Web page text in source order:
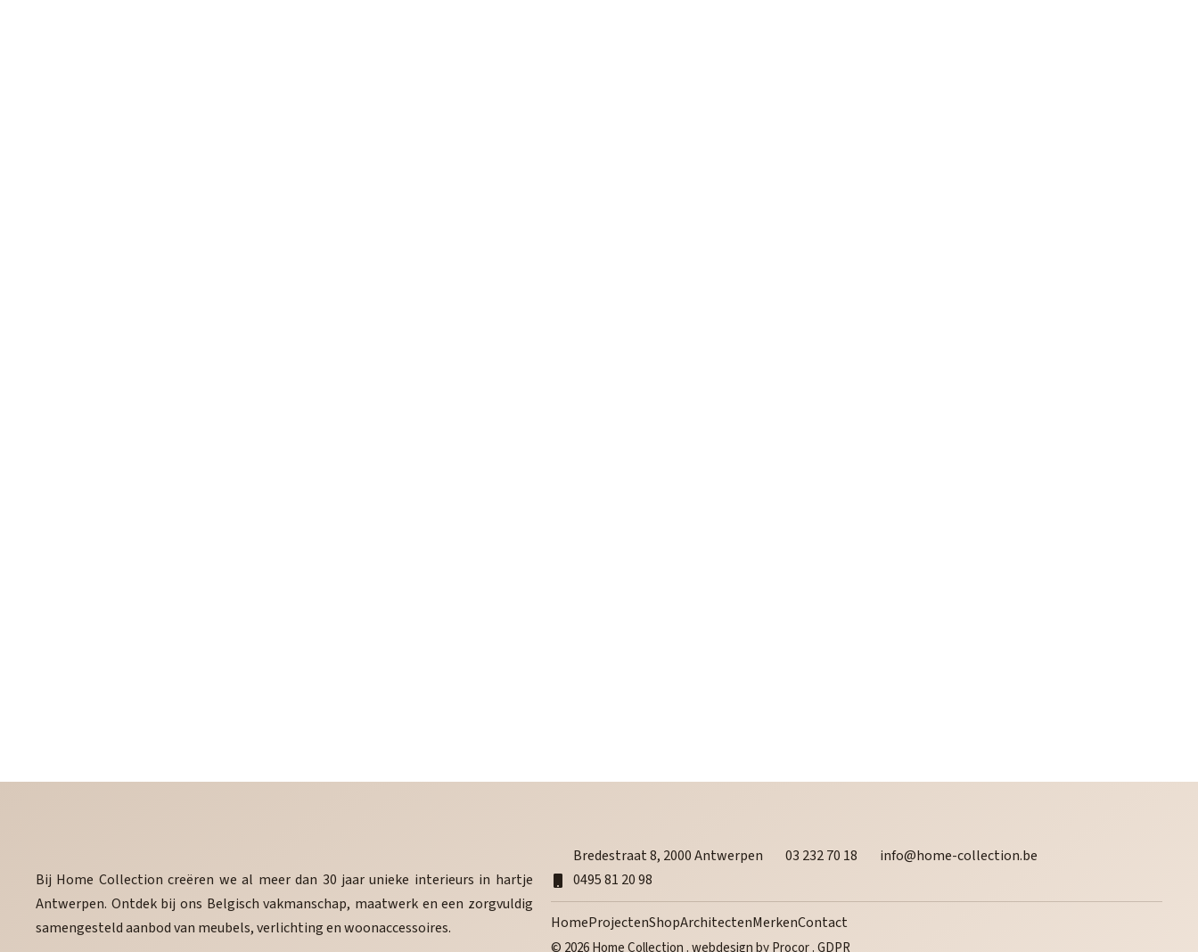
Bij Home Collection creëren we al meer dan 30 jaar unieke interieurs in hartje
Antwerpen. Ontdek bij ons Belgisch vakmanschap, maatwerk en een zorgvuldig
samengesteld aanbod van meubels, verlichting en woonaccessoires.
Bredestraat 8, 2000 Antwerpen 03 232 70 18
info@home-collection.be
0495 81 20 98
HomeProjectenShopArchitectenMerkenContact